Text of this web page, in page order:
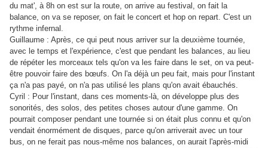
du mat', à 8h on est sur la route, on arrive au festival, on fait la
balance, on va se reposer, on fait le concert et hop on repart. C'est un
rythme infernal.
Guillaume : Après, ce qui peut nous arriver sur la deuxième tournée,
avec le temps et l'expérience, c'est que pendant les balances, au lieu
de répéter les morceaux tels qu'on va les faire dans le set, on va peut-
être pouvoir faire des bœufs. On l'a déjà un peu fait, mais pour l'instant
ça n'a pas payé, on n'a pas utilisé les plans qu'on avait ébauchés.
Cyril : Pour l'instant, dans ces moments-là, on développe plus des
sonorités, des solos, des petites choses autour d'une gamme. On
pourrait composer pendant une tournée si on était plus connu et qu'on
vendait énormément de disques, parce qu'on arriverait avec un tour
bus, on ne ferait pas nous-même nos balances, on aurait l'après-midi